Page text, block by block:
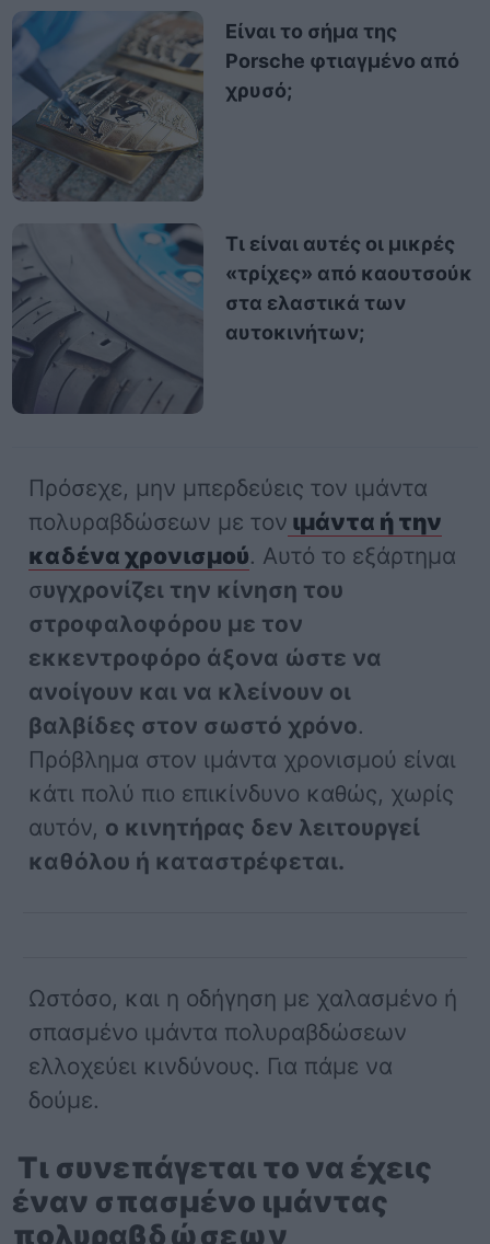
Είναι το σήμα της
Porsche φτιαγμένο από
χρυσό;
Τι είναι αυτές οι μικρές
«τρίχες» από καουτσούκ
στα ελαστικά των
αυτοκινήτων;
Πρόσεχε, μην μπερδεύεις τον ιμάντα
πολυραβδώσεων με τον ιμάντα ή την
καδένα χρονισμού. Αυτό το εξάρτημα
συγχρονίζει την κίνηση του
στροφαλοφόρου με τον
εκκεντροφόρο άξονα ώστε να
ανοίγουν και να κλείνουν οι
βαλβίδες στον σωστό χρόνο.
Πρόβλημα στον ιμάντα χρονισμού είναι
κάτι πολύ πιο επικίνδυνο καθώς, χωρίς
αυτόν, ο κινητήρας δεν λειτουργεί
καθόλου ή καταστρέφεται.
Ωστόσο, και η οδήγηση με χαλασμένο ή
σπασμένο ιμάντα πολυραβδώσεων
ελλοχεύει κινδύνους. Για πάμε να
δούμε.
Τι συνεπάγεται το να έχεις
έναν σπασμένο ιμάντας
πολυραβδώσεων